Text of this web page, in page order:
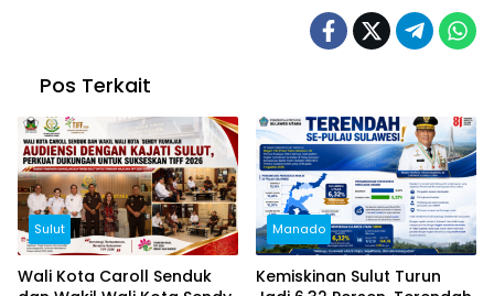
Pos Terkait
Sulut
Wali Kota Caroll Senduk
Manado
Kemiskinan Sulut Turun